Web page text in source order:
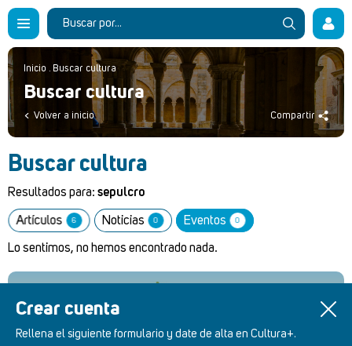
Crear cuenta
Rellena el siguiente formulario y date de alta en Cultura+.
Inicio . Buscar cultura
Buscar cultura
Volver a inicio Compartir
Buscar cultura
Resultados para: sepulcro
Artículos 6 Noticias 0 Eventos 0
Lo sentimos, no hemos encontrado nada.
Retablos Renacentistas Este de León